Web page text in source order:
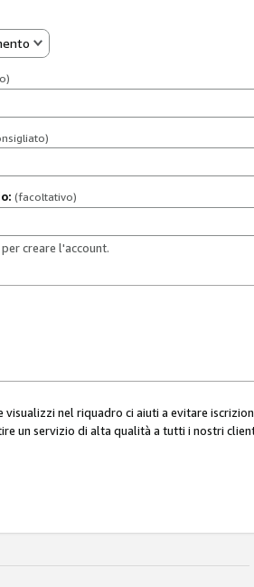
(facoltativo)
creare l'account.
visualizzi nel riquadro ci aiuti a evitare
un servizio di alta qualità a tutti i nostri